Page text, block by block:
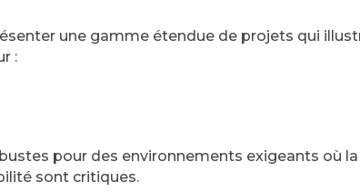
une gamme étendue de projets qui
:
pour des environnements exigeants où la
sont critiques.